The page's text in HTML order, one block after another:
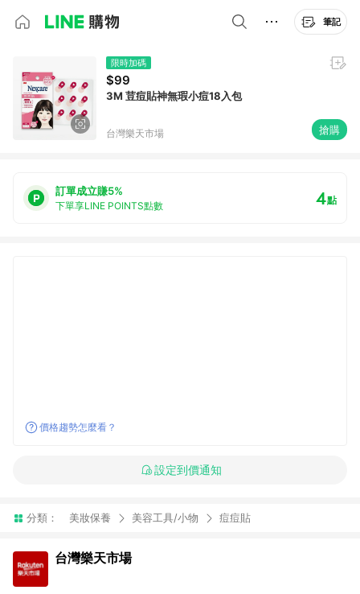
筆記
限時加碼
$99
3M 荳痘貼神無瑕小痘18入包
台灣樂天市場 搶購
訂單成立賺5%
下單享LINE POINTS點數 4點
價格趨勢怎麼看？
設定到價通知
分類： 美妝保養 美容工具/小物 痘痘貼
台灣樂天市場